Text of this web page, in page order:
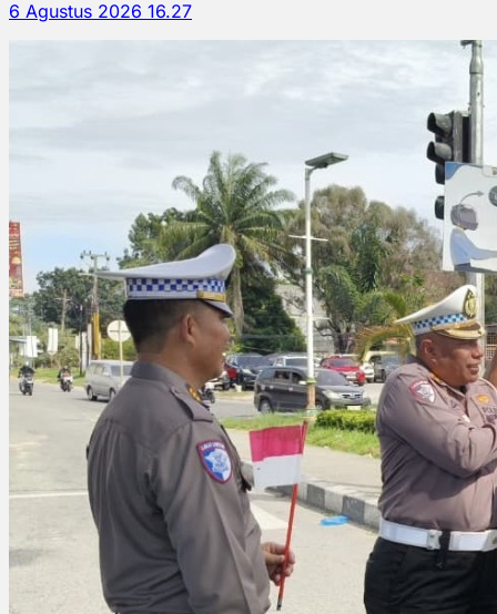
6 Agustus 2026 16.27